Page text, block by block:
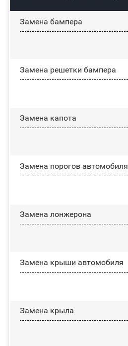
Замена бампера
Замена решетки бампера
Замена капота
Замена порогов автомобиля
Замена лонжерона
Замена крыши автомобиля
Замена крыла